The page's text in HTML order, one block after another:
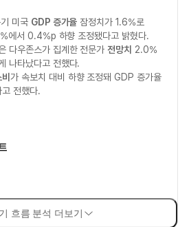
미국 GDP 증가율 잠정치가 1.6%로
에서 0.4%p 하향 조정됐다고 밝혔다.
다우존스가 집계한 전문가전망치 2.0%
나타났다고 전했다.
비가 속보치 대비 하향 조정돼 GDP 증가율
전했다.
흐름 분석 더보기